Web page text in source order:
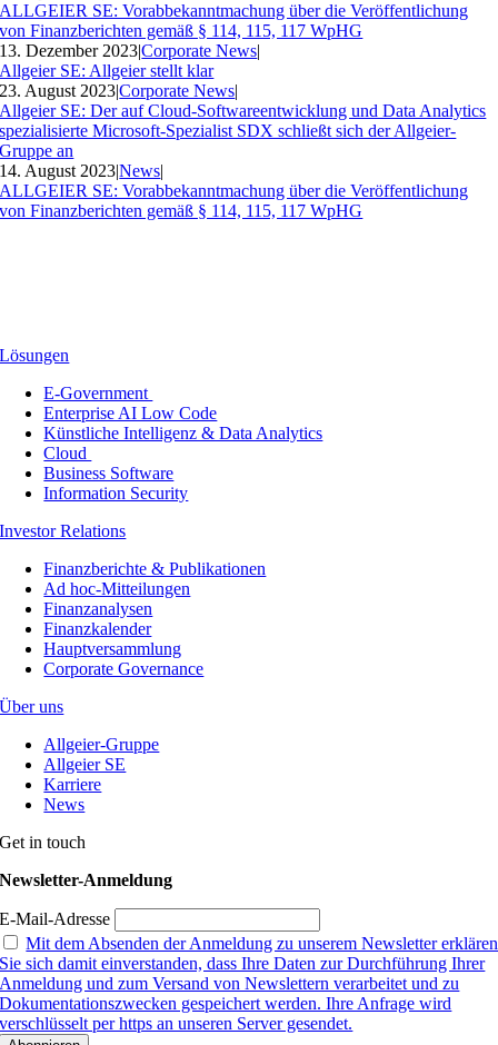
ALLGEIER SE: Vorabbekanntmachung über die Veröffentlichung
von Finanzberichten gemäß § 114, 115, 117 WpHG
13. Dezember 2023|Corporate News|
Allgeier SE: Allgeier stellt klar
23. August 2023|Corporate News|
Allgeier SE: Der auf Cloud-Softwareentwicklung und Data Analytics
spezialisierte Microsoft-Spezialist SDX schließt sich der Allgeier-
Gruppe an
14. August 2023|News|
ALLGEIER SE: Vorabbekanntmachung über die Veröffentlichung
von Finanzberichten gemäß § 114, 115, 117 WpHG
Lösungen
E-Government
Enterprise AI Low Code
Künstliche Intelligenz & Data Analytics
Cloud
Business Software
Information Security
Investor Relations
Finanzberichte & Publikationen
Ad hoc-Mitteilungen
Finanzanalysen
Finanzkalender
Hauptversammlung
Corporate Governance
Über uns
Allgeier-Gruppe
Allgeier SE
Karriere
News
Get in touch
Newsletter-Anmeldung
E-Mail-Adresse
Mit dem Absenden der Anmeldung zu unserem Newsletter erklären
Sie sich damit einverstanden, dass Ihre Daten zur Durchführung Ihrer
Anmeldung und zum Versand von Newslettern verarbeitet und zu
Dokumentationszwecken gespeichert werden. Ihre Anfrage wird
verschlüsselt per https an unseren Server gesendet.